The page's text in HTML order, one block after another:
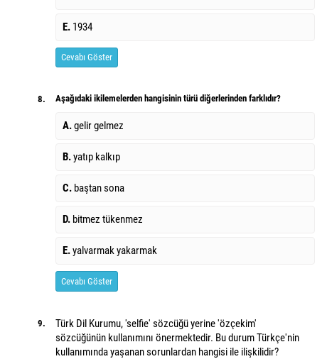
E. 1934
Cevabı Göster
8. Aşağıdaki ikilemelerden hangisinin türü diğerlerinden farklıdır?
A.gelir gelmez
B.yatıp kalkıp
C. baştan sona
D. bitmez tükenmez
E.yalvarmak yakarmak
Cevabı Göster
9.
Türk Dil Kurumu, 'selfie' sözcüğü yerine 'özçekim'
sözcüğünün kullanımını önermektedir. Bu durum Türkçe'nin
kullanımında yaşanan sorunlardan hangisi ile ilişkilidir?